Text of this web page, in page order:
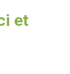
et